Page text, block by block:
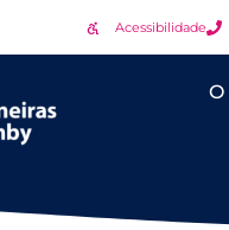
Acessibilidade
O